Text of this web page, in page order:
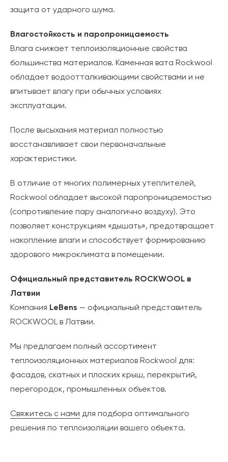
защита от ударного шума.
Влагостойкость и паропроницаемость
Влага снижает теплоизоляционные свойства
большинства материалов. Каменная вата Rockwool
обладает водоотталкивающими свойствами и не
впитывает влагу при обычных условиях
эксплуатации.
После высыхания материал полностью
восстанавливает свои первоначальные
характеристики.
В отличие от многих полимерных утеплителей,
Rockwool обладает высокой паропроницаемостью
(сопротивление пару аналогично воздуху). Это
позволяет конструкциям «дышать», предотвращает
накопление влаги и способствует формированию
здорового микроклимата в помещении.
Официальный представитель ROCKWOOL в
Латвии
Компания LeBens — официальный представитель
ROCKWOOL в Латвии.
Мы предлагаем полный ассортимент
теплоизоляционных материалов Rockwool для:
фасадов, скатных и плоских крыш, перекрытий,
перегородок, промышленных объектов.
Свяжитесь с нами для подбора оптимального
решения по теплоизоляции вашего объекта.